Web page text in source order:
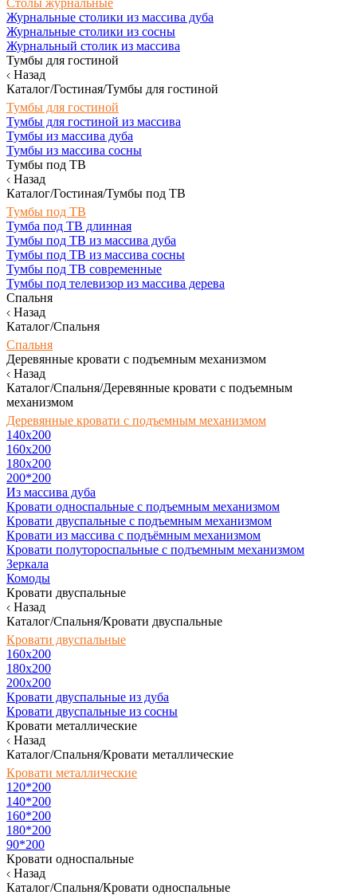
Столы журнальные
Журнальные столики из массива дуба
Журнальные столики из сосны
Журнальный столик из массива
Тумбы для гостиной
Назад
Каталог/Гостиная/Тумбы для гостиной
Тумбы для гостиной
Тумбы для гостиной из массива
Тумбы из массива дуба
Тумбы из массива сосны
Тумбы под ТВ
Назад
Каталог/Гостиная/Тумбы под ТВ
Тумбы под ТВ
Тумба под ТВ длинная
Тумбы под ТВ из массива дуба
Тумбы под ТВ из массива сосны
Тумбы под ТВ современные
Тумбы под телевизор из массива дерева
Спальня
Назад
Каталог/Спальня
Спальня
Деревянные кровати с подъемным механизмом
Назад
Каталог/Спальня/Деревянные кровати с подъемным
механизмом
Деревянные кровати с подъемным механизмом
140x200
160х200
180х200
200*200
Из массива дуба
Кровати односпальные с подъемным механизмом
Кровати двуспальные с подъемным механизмом
Кровати из массива с подъёмным механизмом
Кровати полутороспальные с подъемным механизмом
Зеркала
Комоды
Кровати двуспальные
Назад
Каталог/Спальня/Кровати двуспальные
Кровати двуспальные
160х200
180x200
200x200
Кровати двуспальные из дуба
Кровати двуспальные из сосны
Кровати металлические
Назад
Каталог/Спальня/Кровати металлические
Кровати металлические
120*200
140*200
160*200
180*200
90*200
Кровати односпальные
Назад
Каталог/Спальня/Кровати односпальные